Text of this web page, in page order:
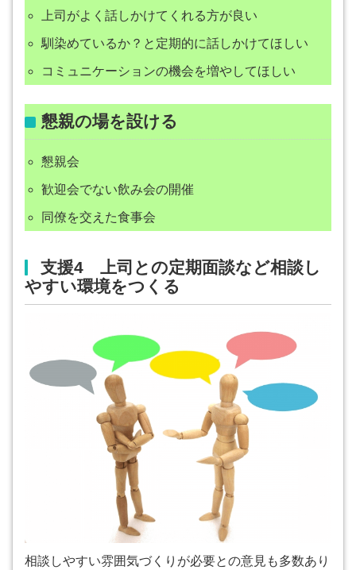
上司がよく話しかけてくれる方が良い
馴染めているか？と定期的に話しかけてほしい
コミュニケーションの機会を増やしてほしい
懇親の場を設ける
懇親会
歓迎会でない飲み会の開催
同僚を交えた食事会
支援4 上司との定期面談など相談し
やすい環境をつくる
相談しやすい雰囲気づくりが必要との意見も多数あり